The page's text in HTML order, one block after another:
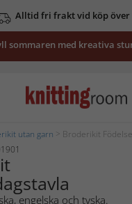
Alltid fri frakt vid köp över
sommaren med kreativa
utan garn > Broderikit
engelska och tyska.